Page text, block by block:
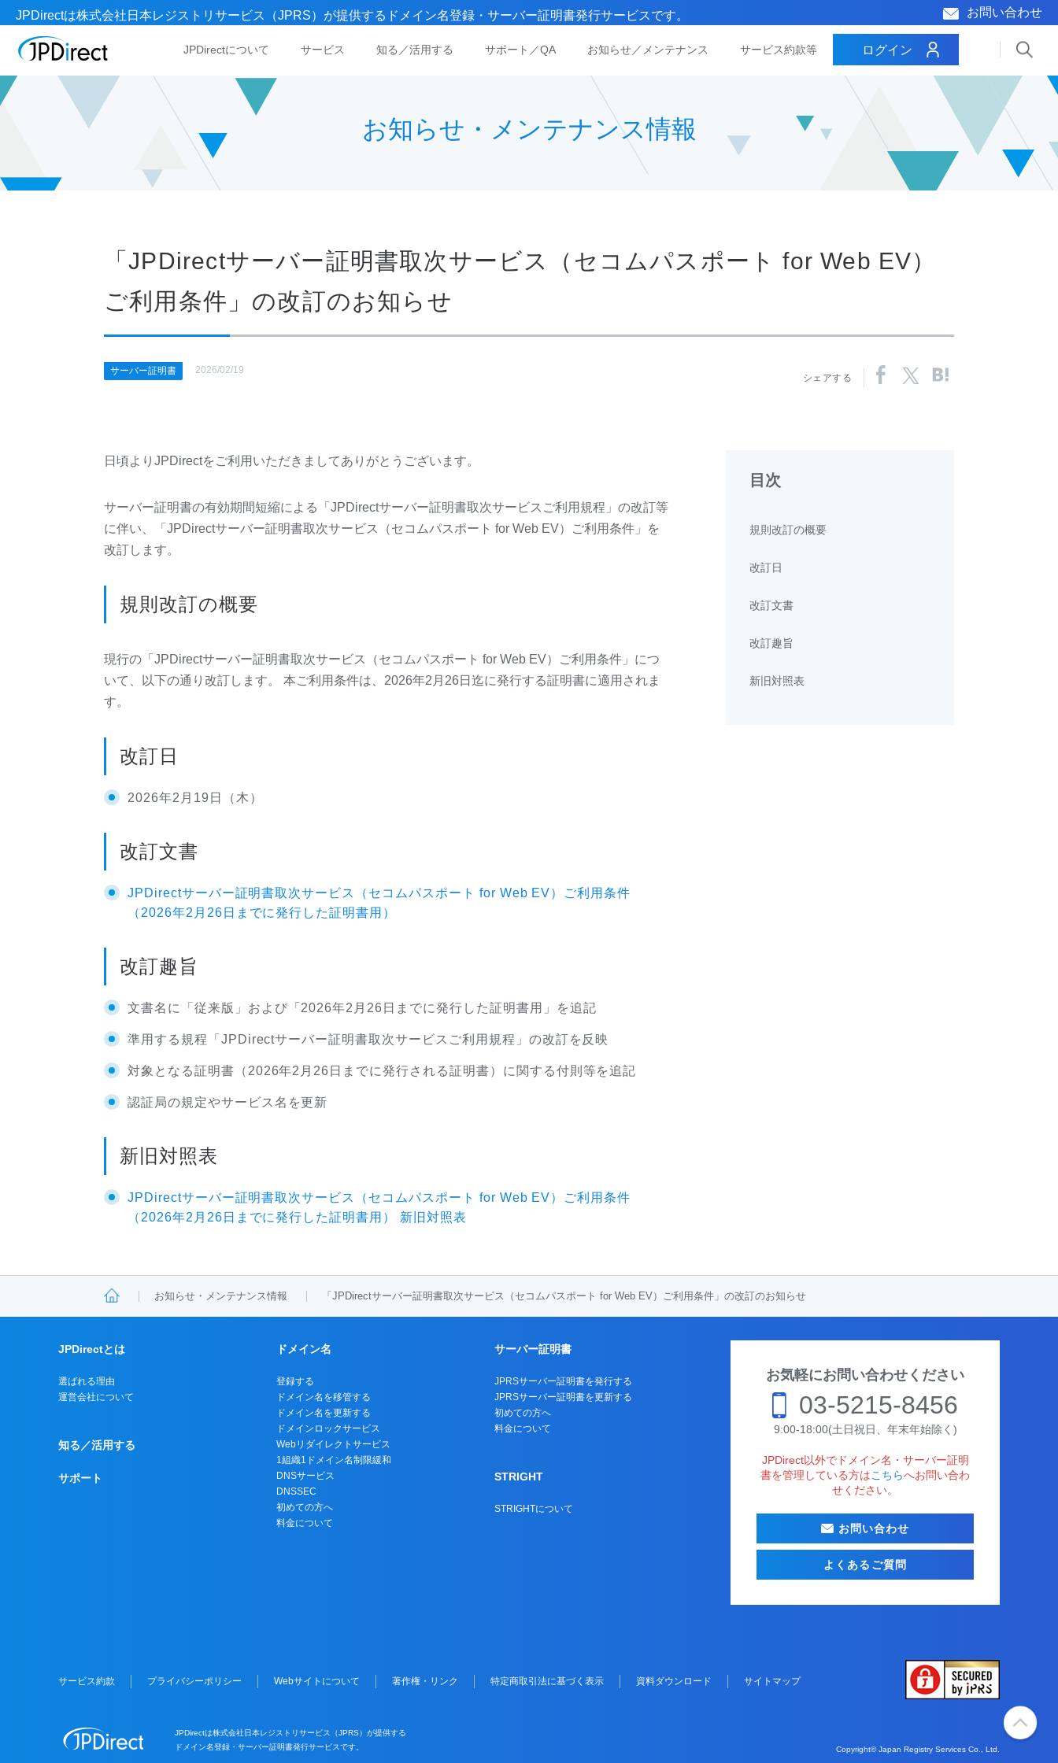
お問い合わせ
JPDirectは株式会社日本レジストリサービス（JPRS）が提供するドメイン名登録・サーバー証明書発行サービスです。
JPDirectについて サービス 知る／活用する サポート／QA お知らせ／メンテナンス サービス約款等 ログイン
お知らせ・メンテナンス情報
「JPDirectサーバー証明書取次サービス（セコムパスポート for Web EV）
ご利用条件」の改訂のお知らせ
サーバー証明書 2026/02/19
シェアする
日頃よりJPDirectをご利用いただきましてありがとうございます。
サーバー証明書の有効期間短縮による「JPDirectサーバー証明書取次サービスご利用規程」の改訂等
に伴い、「JPDirectサーバー証明書取次サービス（セコムパスポート for Web EV）ご利用条件」を
改訂します。
規則改訂の概要
現行の「JPDirectサーバー証明書取次サービス（セコムパスポート for Web EV）ご利用条件」につ
いて、以下の通り改訂します。 本ご利用条件は、2026年2月26日迄に発行する証明書に適用されま
す。
改訂日
2026年2月19日（木）
改訂文書
JPDirectサーバー証明書取次サービス（セコムパスポート for Web EV）ご利用条件
（2026年2月26日までに発行した証明書用）
改訂趣旨
文書名に「従来版」および「2026年2月26日までに発行した証明書用」を追記
準用する規程「JPDirectサーバー証明書取次サービスご利用規程」の改訂を反映
対象となる証明書（2026年2月26日までに発行される証明書）に関する付則等を追記
認証局の規定やサービス名を更新
新旧対照表
JPDirectサーバー証明書取次サービス（セコムパスポート for Web EV）ご利用条件
（2026年2月26日までに発行した証明書用） 新旧対照表
目次
規則改訂の概要
改訂日
改訂文書
改訂趣旨
新旧対照表
お知らせ・メンテナンス情報 「JPDirectサーバー証明書取次サービス（セコムパスポート for Web EV）ご利用条件」の改訂のお知らせ
JPDirectとは
選ばれる理由
運営会社について
知る／活用する
サポート
ドメイン名
登録する
ドメイン名を移管する
ドメイン名を更新する
ドメインロックサービス
Webリダイレクトサービス
1組織1ドメイン名制限緩和
DNSサービス
DNSSEC
初めての方へ
料金について
サーバー証明書
JPRSサーバー証明書を発行する
JPRSサーバー証明書を更新する
初めての方へ
料金について
STRIGHT
STRIGHTについて
お気軽にお問い合わせください
03-5215-8456
9:00-18:00(土日祝日、年末年始除く)
JPDirect以外でドメイン名・サーバー証明
書を管理している方はこちらへお問い合わ
せください。
お問い合わせ
よくあるご質問
サービス約款 プライバシーポリシー Webサイトについて 著作権・リンク 特定商取引法に基づく表示 資料ダウンロード サイトマップ
JPDirectは株式会社日本レジストリサービス（JPRS）が提供する
ドメイン名登録・サーバー証明書発行サービスです。
Copyright© Japan Registry Services Co., Ltd.